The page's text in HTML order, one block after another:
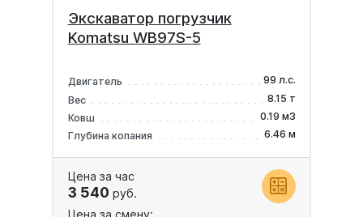
Экскаватор погрузчик
Komatsu WB97S-5
Двигатель
99 л.с.
Вес
8.15 т
Ковш
0.19 м3
Глубина копания
6.46 м
Цена за час
3 540 руб.
Цена за смену: